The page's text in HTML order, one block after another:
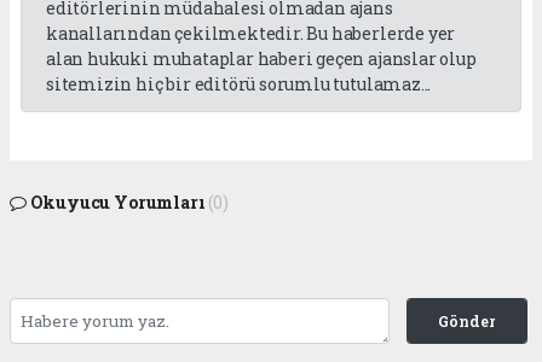
editörlerinin müdahalesi olmadan ajans
kanallarından çekilmektedir. Bu haberlerde yer
alan hukuki muhataplar haberi geçen ajanslar olup
sitemizin hiç bir editörü sorumlu tutulamaz...
Okuyucu Yorumları (0)
Gönder